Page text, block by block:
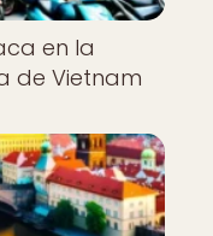
en la
de Vietnam